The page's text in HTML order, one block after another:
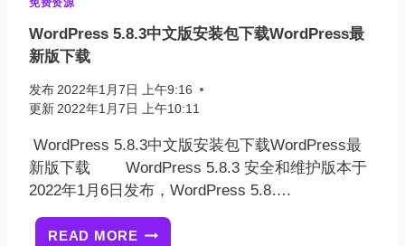
免费资源
WordPress 5.8.3中文版安装包下载WordPress最
新版下载
发布 2022年1月7日 上午9:16
更新 2022年1月7日 上午10:11
WordPress 5.8.3中文版安装包下载WordPress最
新版下载 WordPress 5.8.3 安全和维护版本于
2022年1月6日发布，WordPress 5.8….
READ MORE WORDPRESS